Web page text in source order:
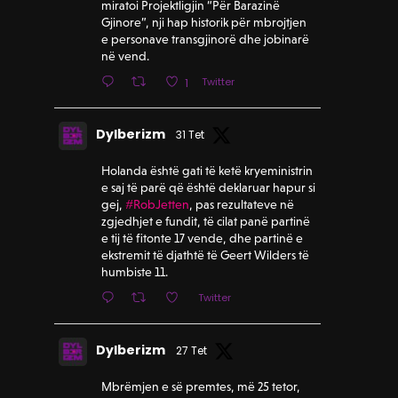
miratoi Projektligjin “Për Barazinë
Gjinore”, nji hap historik për mbrojtjen
e personave transgjinorë dhe jobinarë
në vend.
1 Twitter
Dylberizm 31 Tet
Holanda është gati të ketë kryeministrin
e saj të parë që është deklaruar hapur si
gej,#RobJetten, pas rezultateve në
zgjedhjet e fundit, të cilat panë partinë
e tij të fitonte 17 vende, dhe partinë e
ekstremit të djathtë të Geert Wilders të
humbiste 11.
Twitter
Dylberizm 27 Tet
Mbrëmjen e së premtes, më 25 tetor,